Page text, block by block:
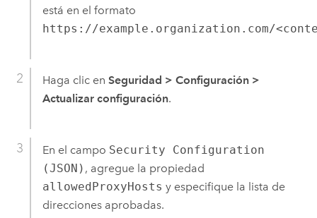
está en el formato
https://example.organization.com/
Haga clic en Seguridad > Configuración >
Actualizar configuración.
En el campo Security Configuration
(JSON) , agregue la propiedad
allowedProxyHosts y especifique la lista de
direcciones aprobadas.